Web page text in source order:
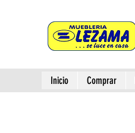
Inicio Comprar